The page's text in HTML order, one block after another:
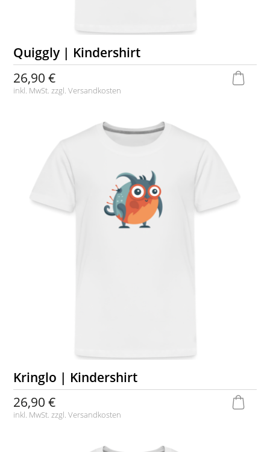
Quiggly | Kindershirt
26,90 €
inkl. MwSt. zzgl.Versandkosten
Kringlo | Kindershirt
26,90 €
inkl. MwSt. zzgl.Versandkosten